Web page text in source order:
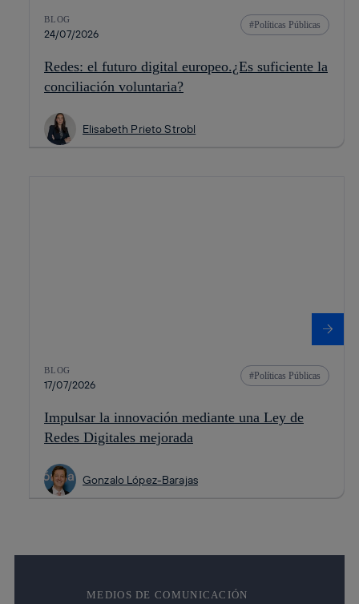
BLOG
24/07/2026
Políticas Públicas
Redes: el futuro digital europeo.¿Es suficiente la
conciliación voluntaria?
Elisabeth Prieto Strobl
BLOG
17/07/2026
Políticas Públicas
Impulsar la innovación mediante una Ley de
Redes Digitales mejorada
Gonzalo López-Barajas
MEDIOS DE COMUNICACIÓN